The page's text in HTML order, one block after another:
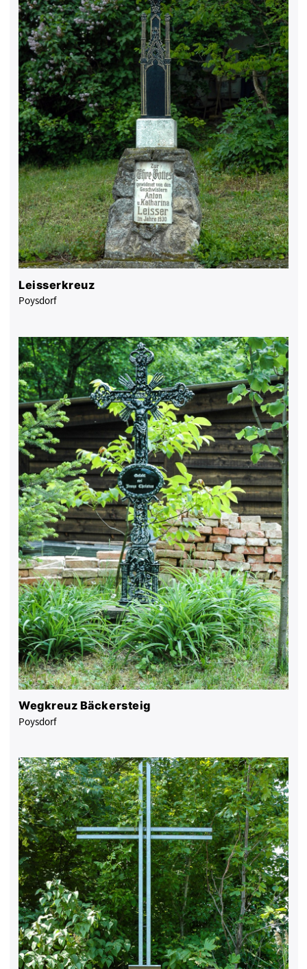
Leisserkreuz
Poysdorf
Wegkreuz Bäckersteig
Poysdorf